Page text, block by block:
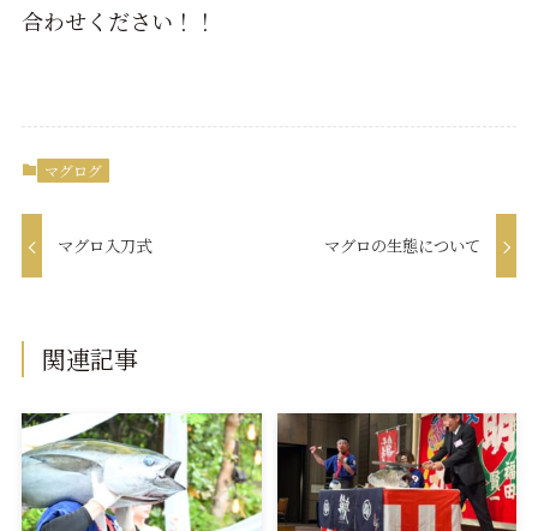
合わせください！！
マグログ
マグロ入刀式 マグロの生態について
関連記事